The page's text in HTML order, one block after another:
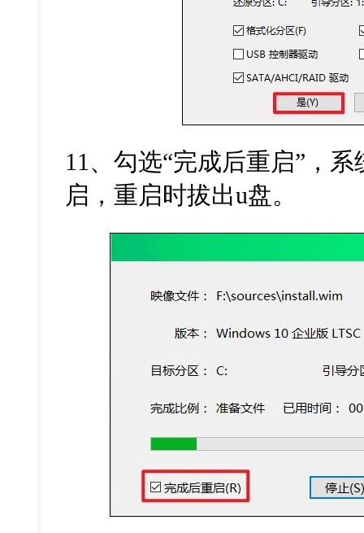
11 、勾选“完成后重启” ，
启，重启时拔出u盘。